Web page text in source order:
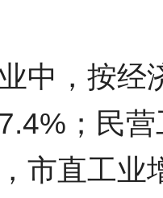
中，按经
；民
市直工业